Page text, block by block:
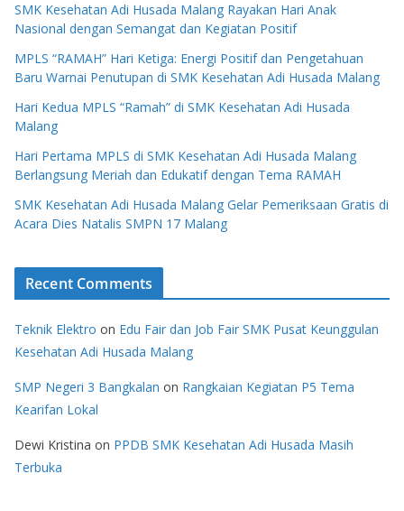
SMK Kesehatan Adi Husada Malang Rayakan Hari Anak
Nasional dengan Semangat dan Kegiatan Positif
MPLS “RAMAH” Hari Ketiga: Energi Positif dan Pengetahuan
Baru Warnai Penutupan di SMK Kesehatan Adi Husada Malang
Hari Kedua MPLS “Ramah” di SMK Kesehatan Adi Husada
Malang
Hari Pertama MPLS di SMK Kesehatan Adi Husada Malang
Berlangsung Meriah dan Edukatif dengan Tema RAMAH
SMK Kesehatan Adi Husada Malang Gelar Pemeriksaan Gratis di
Acara Dies Natalis SMPN 17 Malang
Recent Comments
Teknik Elektro on Edu Fair dan Job Fair SMK Pusat Keunggulan
Kesehatan Adi Husada Malang
SMP Negeri 3 Bangkalan on Rangkaian Kegiatan P5 Tema
Kearifan Lokal
Dewi Kristina on PPDB SMK Kesehatan Adi Husada Masih
Terbuka